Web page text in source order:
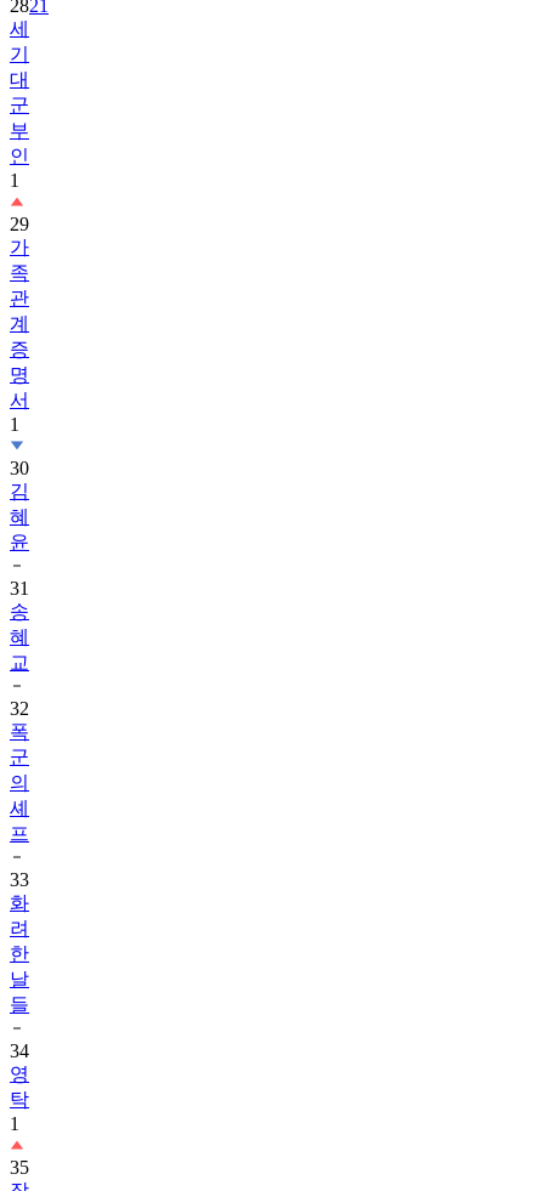
2821
세
기
대
군
부
인
1
29
가
족
관
계
증
명
서
1
30
김
혜
윤
31
송
혜
교
32
폭
군
의
셰
프
33
화
려
한
날
들
34
영
탁
1
35